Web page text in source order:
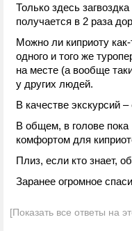
Только здесь
получается в 2 раза
Можно ли киприоту
одного и того же
на месте (а вообще
у других людей.
В качестве экскурсий –
В общем, в голове
комфортом для
Плиз, если кто знает,
Заранее огромное
[Показать все ответы на